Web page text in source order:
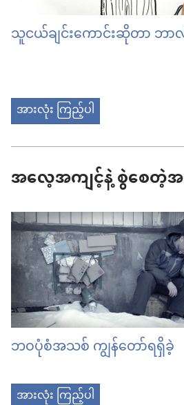
သူငယ်ချင်းကောင်းဆိုတာ ဘ
အားလုံး ကြည့်ပါ
အလေ့အကျင့်နဲ့ စွဲစေတဲ့အရ
ဘဝပုံစံအသစ် ကျွန်တော်ရရှိခဲ့
အားလုံး ကြည့်ပါ